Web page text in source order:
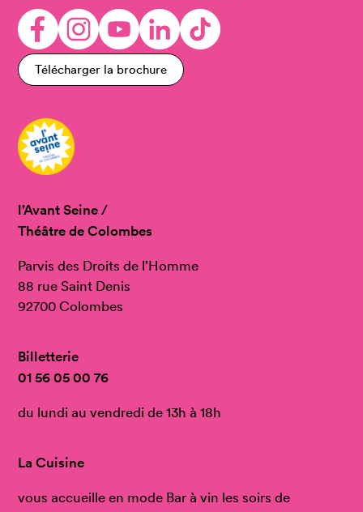
Télécharger la brochure
l’Avant Seine /
Théâtre de Colombes
Parvis des Droits de l’Homme
88 rue Saint Denis
92700 Colombes
Billetterie
01 56 05 00 76
du lundi au vendredi de 13h à 18h
La Cuisine
vous accueille en mode Bar à vin les soirs de